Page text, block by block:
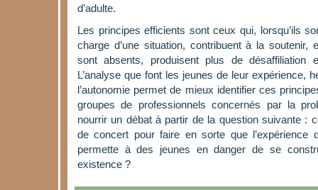
d’adulte.
Les principes efficients sont ceux qui, lorsqu’ils
charge d’une situation, contribuent à la soutenir,
sont absents, produisent plus de désaffiliation
L’analyse que font les jeunes de leur expérience,
l’autonomie permet de mieux identifier ces
groupes de professionnels concernés par la
nourrir un débat à partir de la question suivante :
de concert pour faire en sorte que l’expérience
permette à des jeunes en danger de se
existence ?